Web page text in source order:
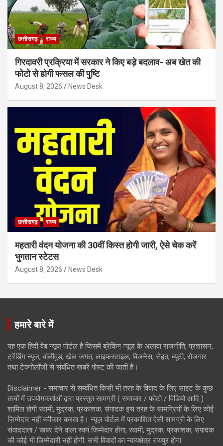
छत्तीसगढ़ राज्य
गिरदावरी प्रक्रिया में सरकार ने किए बड़े बदलाव- अब खेत की
फोटो से होगी फसल की पुष्टि
August 8, 2026 News Desk
छत्तीसगढ़ राज्य
महतारी वंदन योजना की 30वीं किस्त होगी जारी, ऐसे चेक करें
भुगतान स्टेटस
August 8, 2026 News Desk
हमारे बारे में
यह एक हिंदी वेब न्यूज़ पोर्टल है जिसमें ब्रेकिंग न्यूज़ के अलावा राजनीति, प्रशासन,
ट्रेंडिंग न्यूज, बॉलीवुड, खेल जगत, लाइफस्टाइल, बिजनेस, सेहत, ब्यूटी, रोजगार
तथा टेक्नोलॉजी से संबंधित खबरें पोस्ट की जाती है।
Disclaimer - समाचार से सम्बंधित किसी भी तरह के विवाद के लिए साइट के कुछ
तत्वों में उपयोगकर्ताओं द्वारा प्रस्तुत सामग्री ( समाचार / फोटो / विडियो आदि )
शामिल होगी स्वामी, मुद्रक, प्रकाशक, संपादक इस तरह के सामग्रियों के लिए कोई
ज़िम्मेदार नहीं स्वीकार करता है। न्यूज़ पोर्टल में प्रकाशित ऐसी सामग्री के लिए
संवाददाता / खबर देने वाला स्वयं जिम्मेदार होगा, स्वामी, मुद्रक, प्रकाशक, संपादक
की कोई भी जिम्मेदारी नहीं होगी. सभी विवादों का न्यायक्षेत्र रायपुर होगा